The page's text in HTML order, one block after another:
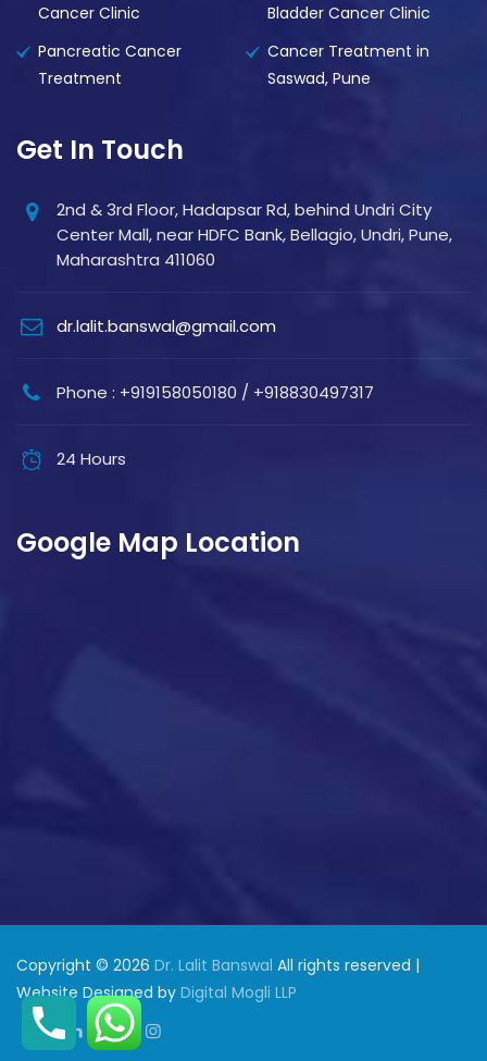
Cancer Clinic
Bladder Cancer Clinic
Pancreatic Cancer
Treatment
Cancer Treatment in
Saswad, Pune
Get In Touch
2nd & 3rd Floor, Hadapsar Rd, behind Undri City
Center Mall, near HDFC Bank, Bellagio, Undri, Pune,
Maharashtra 411060
dr.lalit.banswal@gmail.com
Phone : +919158050180 / +918830497317
24 Hours
Google Map Location
Copyright © 2026 Dr. Lalit Banswal All rights reserved |
Website Designed by Digital Mogli LLP